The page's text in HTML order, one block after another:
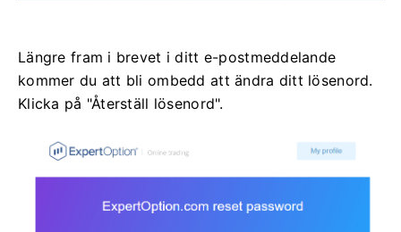
Längre fram i brevet i ditt e-postmeddelande
kommer du att bli ombedd att ändra ditt lösenord.
Klicka på "Återställ lösenord".